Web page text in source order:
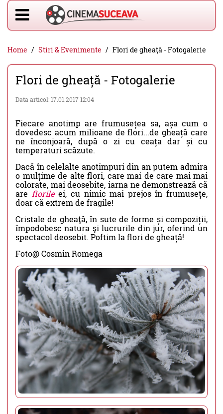
Home Stiri & Evenimente Flori de gheață - Fotogalerie
Flori de gheață - Fotogalerie
Data articol: 17.01.2017 12:04
Fiecare anotimp are frumusețea sa, așa cum o
dovedesc acum milioane de flori...de gheață care
ne înconjoară, după o zi cu ceața dar și cu
temperaturi scăzute.
Dacă în celelalte anotimpuri din an putem admira
o mulțime de alte flori, care mai de care mai mai
colorate, mai deosebite, iarna ne demonstrează că
are florile ei, cu nimic mai prejos în frumusețe,
doar că extrem de fragile!
Cristale de gheaţă, în sute de forme și compoziții,
împodobesc natura şi lucrurile din jur, oferind un
spectacol deosebit. Poftim la flori de gheață!
Foto@ Cosmin Romega